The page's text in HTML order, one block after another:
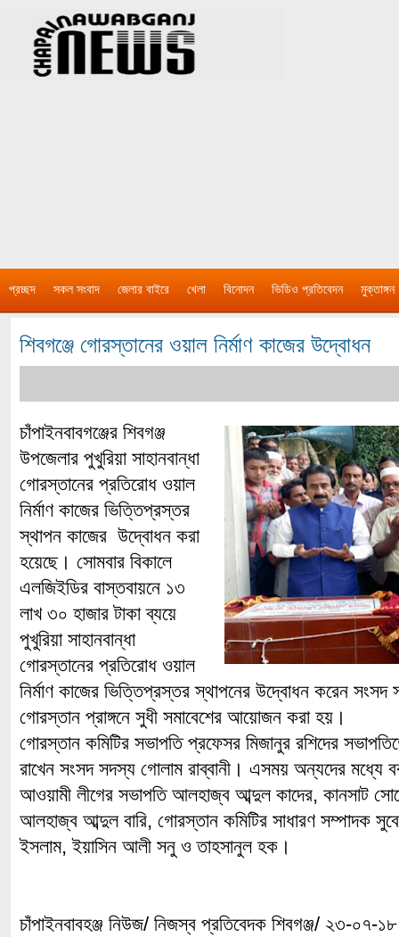
প্রচ্ছদ সকল সংবাদ জেলার বাইরে খেলা বিনোদন ভিডিও প্রতিবেদন মুক্তাঙ্গন
শিবগঞ্জে গোরস্তানের ওয়াল নির্মাণ কাজের উদ্বোধন
চাঁপাইনবাবগঞ্জের শিবগঞ্জ
উপজেলার পুখুরিয়া সাহানবান্ধা
গোরস্তানের প্রতিরোধ ওয়াল
নির্মাণ কাজের ভিত্তিপ্রস্তর
স্থাপন কাজের উদ্বোধন করা
হয়েছে। সোমবার বিকালে
এলজিইডির বাস্তবায়নে ১৩
লাখ ৩০ হাজার টাকা ব্যয়ে
পুখুরিয়া সাহানবান্ধা
গোরস্তানের প্রতিরোধ ওয়াল
নির্মাণ কাজের ভিত্তিপ্রস্তর স্থাপনের উদ্বোধন করেন সংসদ
গোরস্তান প্রাঙ্গনে সুধী সমাবেশের আয়োজন করা হয়।
গোরস্তান কমিটির সভাপতি প্রফেসর মিজানুর রশিদের
রাখেন সংসদ সদস্য গোলাম রাব্বানী। এসময় অন্যদের মধ্যে
আওয়ামী লীগের সভাপতি আলহাজ্ব আব্দুল কাদের, কানসাট
আলহাজ্ব আব্দুল বারি, গোরস্তান কমিটির সাধারণ সম্পাদক
ইসলাম, ইয়াসিন আলী সনু ও তাহসানুল হক।
চাঁপাইনবাবহঞ্জ নিউজ/ নিজস্ব প্রতিবেদক শিবগঞ্জ/ ২৩-০৭-১৮